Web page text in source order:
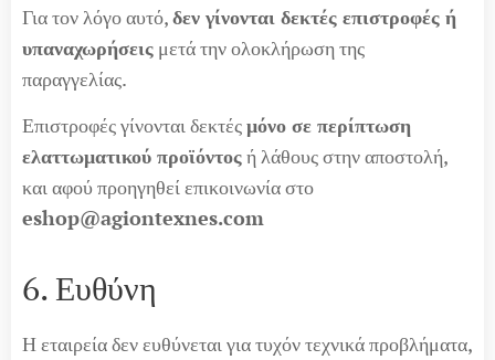
Για τον λόγο αυτό,δεν γίνονται δεκτές επιστροφές ή
υπαναχωρήσεις μετά την ολοκλήρωση της
παραγγελίας.
Επιστροφές γίνονται δεκτέςμόνο σε περίπτωση
ελαττωματικού προϊόντοςή λάθους στην αποστολή,
και αφού προηγηθεί επικοινωνία στο
eshop@agiontexnes.com
6. Ευθύνη
Η εταιρεία δεν ευθύνεται για τυχόν τεχνικά προβλήματα,